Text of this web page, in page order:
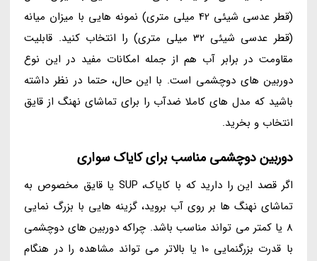
(قطر عدسی شیئی 42 میلی متری) نمونه هایی با میزان میانه
(قطر عدسی شیئی 32 میلی متری) را انتخاب کنید. قابلیت
مقاومت در برابر آب هم از جمله امکانات مفید در این نوع
دوربین های دوچشمی است. با این حال، حتما در نظر داشته
باشید که مدل های کاملا ضدآب را برای تماشای نهنگ از قایق
انتخاب و بخرید.
دوربین دوچشمی مناسب برای کایاک سواری
اگر قصد این را دارید که با کایاک، SUP یا قایق مخصوص به
تماشای نهنگ ها بر روی آب بروید، گزینه هایی با بزرگ نمایی
8 یا کمتر می تواند مناسب باشد. چراکه دوربین های دوچشمی
با قدرت بزرگنمایی 10 یا بالاتر می تواند مشاهده را در هنگام